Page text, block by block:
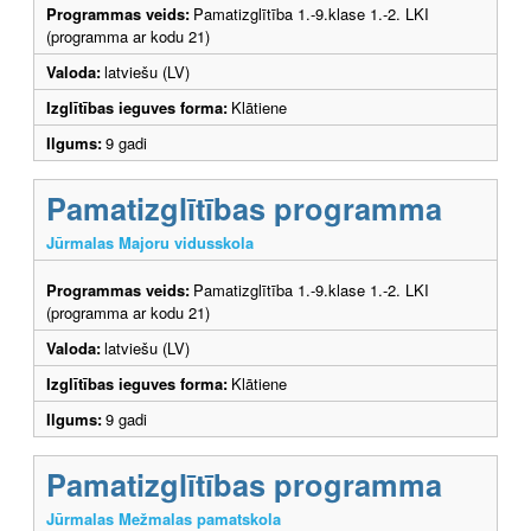
Programmas veids: Pamatizglītība 1.-9.klase 1.-2. LKI
(programma ar kodu 21)
Valoda:latviešu (LV)
Izglītības ieguves forma: Klātiene
Ilgums:9 gadi
Pamatizglītības programma
Jūrmalas Majoru vidusskola
Programmas veids: Pamatizglītība 1.-9.klase 1.-2. LKI
(programma ar kodu 21)
Valoda:latviešu (LV)
Izglītības ieguves forma: Klātiene
Ilgums:9 gadi
Pamatizglītības programma
Jūrmalas Mežmalas pamatskola